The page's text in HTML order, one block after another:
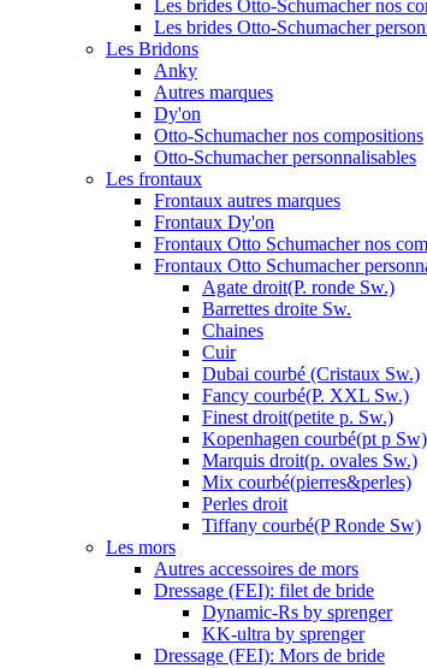
Les brides Otto-Schumacher nos
Les brides Otto-Schumacher
Les Bridons
Anky
Autres marques
Dy'on
Otto-Schumacher nos compositions
Otto-Schumacher personnalisables
Les frontaux
Frontaux autres marques
Frontaux Dy'on
Frontaux Otto Schumacher nos
Frontaux Otto Schumacher
Agate droit(P. ronde Sw.)
Barrettes droite Sw.
Chaines
Cuir
Dubai courbé (Cristaux Sw.)
Fancy courbé(P. XXL Sw.)
Finest droit(petite p. Sw.)
Kopenhagen courbé(pt p Sw)
Marquis droit(p. ovales Sw.)
Mix courbé(pierres&perles)
Perles droit
Tiffany courbé(P Ronde Sw)
Les mors
Autres accessoires de mors
Dressage (FEI): filet de bride
Dynamic-Rs by sprenger
KK-ultra by sprenger
Dressage (FEI): Mors de bride